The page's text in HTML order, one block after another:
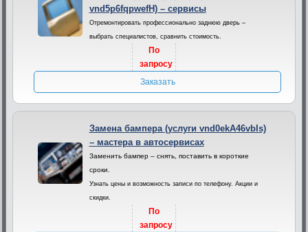
vnd5p6fqpwefH) – сервисы
Отремонтировать профессионально заднюю дверь –
выбрать специалистов, сравнить стоимость.
По
запросу
Заказать
Замена бампера (услуги vnd0ekA46vbIs)
– мастера в автосервисах
Заменить бампер – снять, поставить в короткие
сроки.
Узнать цены и возможность записи по телефону. Акции и
скидки.
По
запросу